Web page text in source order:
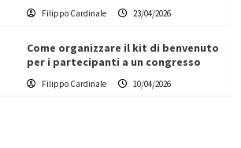
Filippo Cardinale 23/04/2026
Come organizzare il kit di benvenuto
per i partecipanti a un congresso
Filippo Cardinale 10/04/2026